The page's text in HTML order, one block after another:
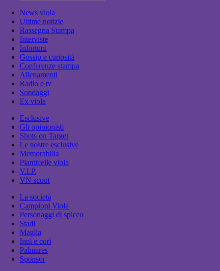
News viola
Ultime notizie
Rassegna Stampa
Interviste
Infortuni
Gossip e curiosità
Conferenze stampa
Allenamenti
Radio e tv
Sondaggi
Ex viola
Esclusive
Gli opinionisti
Shots on Target
Le nostre esclusive
Memorabilia
Pianticelle viola
V.I.P.
VN scout
La società
Campioni Viola
Personaggi di spicco
Stadi
Maglia
Inni e cori
Palmares
Sponsor